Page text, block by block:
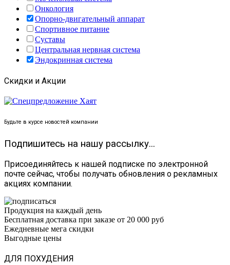
Онкология
Опорно-двигательный аппарат
Спортивное питание
Суставы
Центральная нервная система
Эндокринная система
Скидки и Акции
Будьте в курсе новостей компании
Подпишитесь на нашу рассылку...
Присоединяйтесь к нашей подписке по электронной
почте сейчас, чтобы получать обновления о рекламных
акциях компании.
Продукция на каждый день
Бесплатная доставка при заказе от 20 000 руб
Ежедневные мега скидки
Выгодные цены
ДЛЯ ПОХУДЕНИЯ